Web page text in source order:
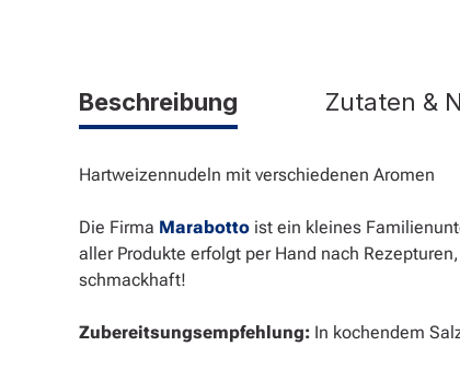
Beschreibung Zutaten &
Hartweizennudeln mit verschiedenen Aromen
Die Firma Marabotto ist ein kleines
aller Produkte erfolgt per Hand nach
schmackhaft!
Zubereitsungsempfehlung: In kochendem